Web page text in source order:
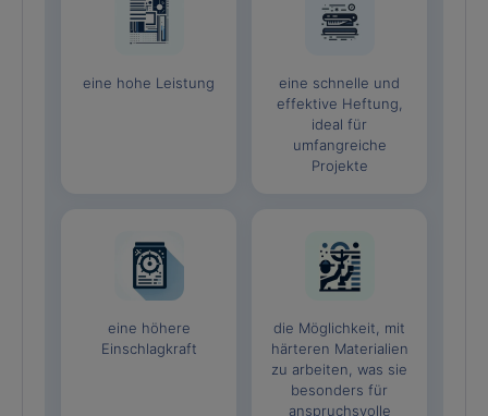
eine hohe Leistung
eine schnelle und
effektive Heftung,
ideal für
umfangreiche
Projekte
eine höhere
Einschlagkraft
die Möglichkeit, mit
härteren Materialien
zu arbeiten, was sie
besonders für
anspruchsvolle